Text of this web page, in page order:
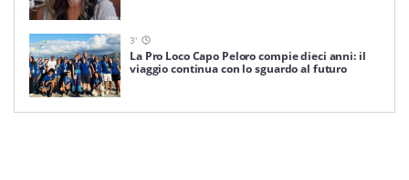
3'
La Pro Loco Capo Peloro compie dieci anni: il
viaggio continua con lo sguardo al futuro